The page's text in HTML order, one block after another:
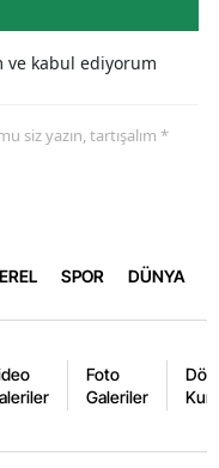
ve kabul ediyorum
siz yazın, tartışalım *
SPOR DÜNYA
Foto
Galeriler